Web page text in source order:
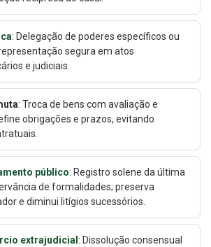
: Delegação de poderes específicos ou
segura em atos
e judiciais.
: Troca de bens com avaliação e
obrigações e prazos, evitando
público: Registro solene da última
de formalidades; preserva
e diminui litígios sucessórios.
extrajudicial : Dissolução consensual